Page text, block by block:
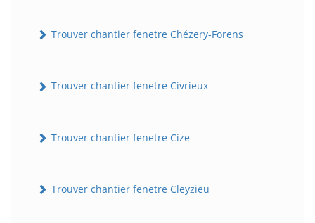
Trouver chantier fenetre Chézery-Forens
Trouver chantier fenetre Civrieux
Trouver chantier fenetre Cize
Trouver chantier fenetre Cleyzieu